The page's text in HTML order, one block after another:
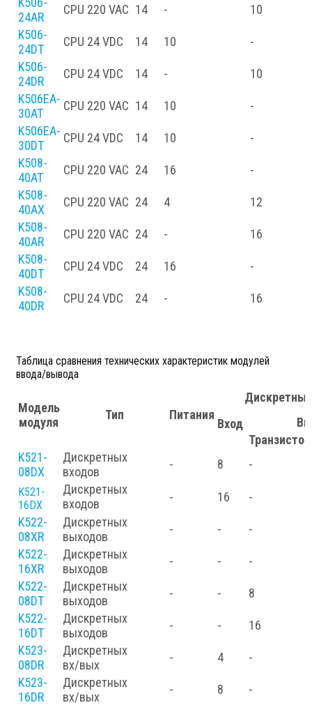
24AR
CPU 220 VAC 14 - 10
K506-
24DT
CPU 24 VDC 14 10 -
K506-
24DR
CPU 24 VDC 14 - 10
K506EA-
30AT
CPU 220 VAC 14 10 -
K506EA-
30DT
CPU 24 VDC 14 10 -
K508-
40AT
CPU 220 VAC 24 16 -
K508-
40AX
CPU 220 VAC 24 4 12
K508-
40AR
CPU 220 VAC 24 - 16
K508-
40DT
CPU 24 VDC 24 16 -
K508-
40DR
CPU 24 VDC 24 - 16
Таблица сравнения технических характеристик модулей
ввода/вывода
Модель
модуля
Тип Питания
Вход
K521-
08DX
Дискретных
входов
- 8 -
K521-
16DX
Дискретных
входов
- 16
-
K522-
08XR
Дискретных
выходов
- -
-
K522-
16XR
Дискретных
выходов
- -
-
K522-
08DT
Дискретных
выходов
- -
8
K522-
16DT
Дискретных
выходов
- -
16
K523-
08DR
Дискретных
вх/вых
- 4
-
K523-
16DR
Дискретных
вх/вых
- 8
-